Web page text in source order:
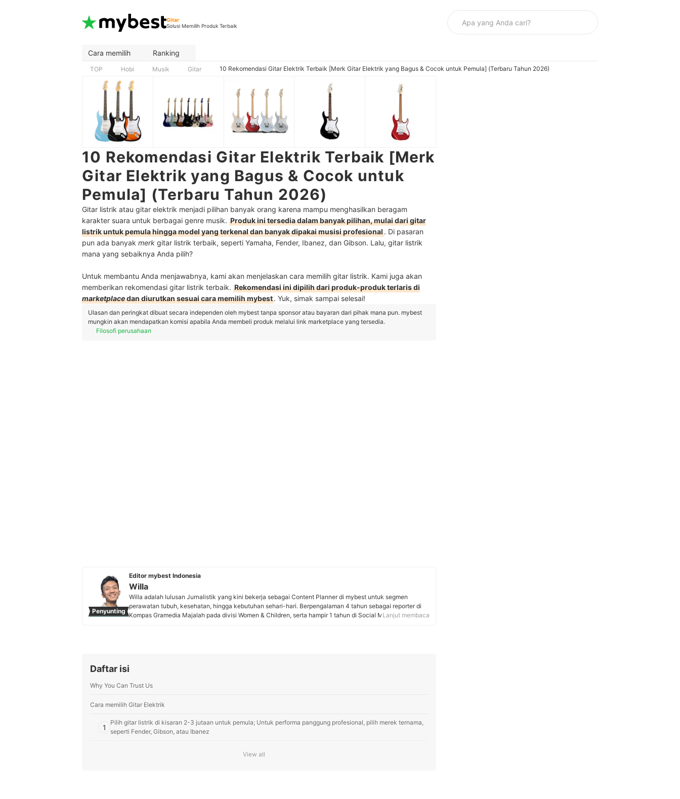
Gitar
Solusi Memilih Produk Terbaik
Cara memilih Ranking
TOP Hobi Musik Gitar 10 Rekomendasi Gitar Elektrik Terbaik [Merk Gitar Elektrik yang Bagus & Cocok untuk Pemula] (Terbaru Tahun 2026)
10 Rekomendasi Gitar Elektrik Terbaik [Merk
Gitar Elektrik yang Bagus & Cocok untuk
Pemula] (Terbaru Tahun 2026)
Gitar listrik atau gitar elektrik menjadi pilihan banyak orang karena mampu menghasilkan beragam
karakter suara untuk berbagai genre musik. Produk ini tersedia dalam banyak pilihan, mulai dari gitar
listrik untuk pemula hingga model yang terkenal dan banyak dipakai musisi profesional. Di pasaran
pun ada banyak merk gitar listrik terbaik, seperti Yamaha, Fender, Ibanez, dan Gibson. Lalu, gitar listrik
mana yang sebaiknya Anda pilih?
Untuk membantu Anda menjawabnya, kami akan menjelaskan cara memilih gitar listrik. Kami juga akan
memberikan rekomendasi gitar listrik terbaik. Rekomendasi ini dipilih dari produk-produk terlaris di
marketplacedan diurutkan sesuai cara memilih mybest. Yuk, simak sampai selesai!
Ulasan dan peringkat dibuat secara independen oleh mybest tanpa sponsor atau bayaran dari pihak mana pun. mybest
mungkin akan mendapatkan komisi apabila Anda membeli produk melalui link marketplace yang tersedia.
Filosofi perusahaan
Penyunting
Editor mybest Indonesia
Willa
Willa adalah lulusan Jurnalistik yang kini bekerja sebagai Content Planner di mybest untuk segmen
perawatan tubuh, kesehatan, hingga kebutuhan sehari-hari. Berpengalaman 4 tahun sebagai reporter di
Kompas Gramedia Majalah pada divisi Women & Children, serta hampir 1 tahun di Social Media Marketing
Lanjut membaca
Daftar isi
Why You Can Trust Us
Cara memilih Gitar Elektrik
1
Pilih gitar listrik di kisaran 2-3 jutaan untuk pemula; Untuk performa panggung profesional, pilih merek ternama,
seperti Fender, Gibson, atau Ibanez
View all